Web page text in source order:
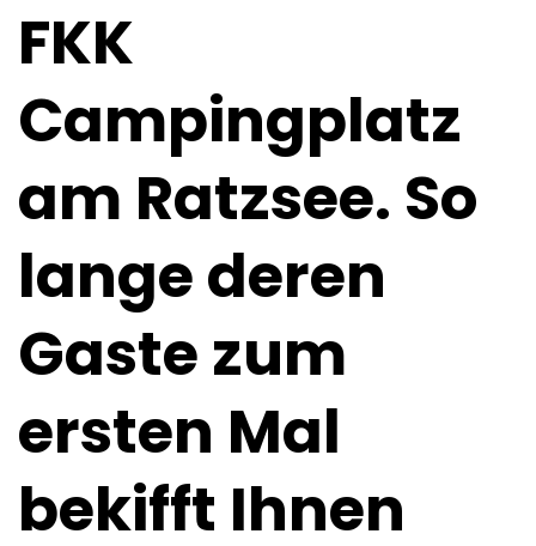
FKK
Campingplatz
am Ratzsee. So
lange deren
Gaste zum
ersten Mal
bekifft Ihnen